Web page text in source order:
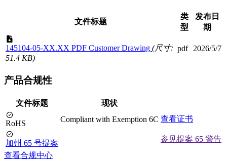
文件标题
类
型
发布日
期
145104-05-XX.XX PDF Customer Drawing (尺寸:
51.4 KB)
pdf 2026/5/7
产品合规性
文件标题 现状
RoHS Compliant with Exemption 6C 查看证书
加州 65 号提案
参见提案 65 警告
查看合规中心